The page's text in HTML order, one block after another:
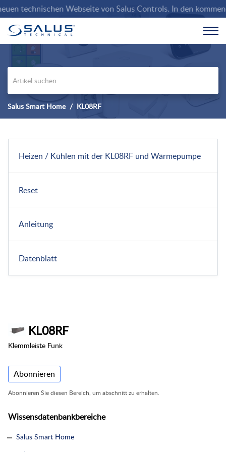
technischen Webseite von Salus Controls. In den
Salus Smart Home KL08RF
Heizen / Kühlen mit der KL08RF und Wärmepumpe
Reset
Anleitung
Datenblatt
KL08RF
Klemmleiste Funk
Abonnieren
Abonnieren Sie diesen Bereich, um abschnitt zu erhalten.
Wissensdatenbankbereiche
Salus Smart Home